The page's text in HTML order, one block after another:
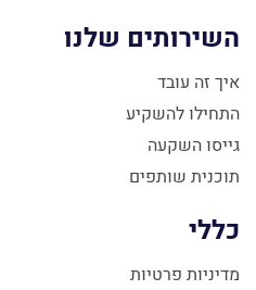
השירותים שלנו
איך זה עובד
התחילו להשקיע
גייסו השקעה
תוכנית שותפים
כללי
מדיניות פרטיות